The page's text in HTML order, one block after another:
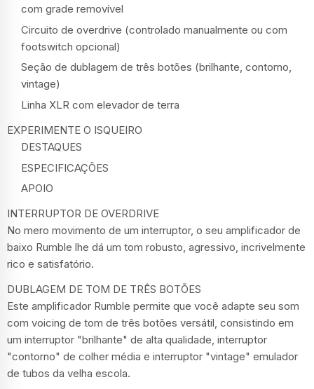
com grade removível
Circuito de overdrive (controlado manualmente ou com
footswitch opcional)
Seção de dublagem de três botões (brilhante, contorno,
vintage)
Linha XLR com elevador de terra
EXPERIMENTE O ISQUEIRO
DESTAQUES
ESPECIFICAÇÕES
APOIO
INTERRUPTOR DE OVERDRIVE
No mero movimento de um interruptor, o seu amplificador de
baixo Rumble lhe dá um tom robusto, agressivo, incrivelmente
rico e satisfatório.
DUBLAGEM DE TOM DE TRÊS BOTÕES
Este amplificador Rumble permite que você adapte seu som
com voicing de tom de três botões versátil, consistindo em
um interruptor "brilhante" de alta qualidade, interruptor
"contorno" de colher média e interruptor "vintage" emulador
de tubos da velha escola.